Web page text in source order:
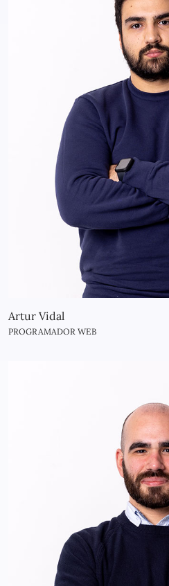
Artur Vidal
PROGRAMADOR WEB